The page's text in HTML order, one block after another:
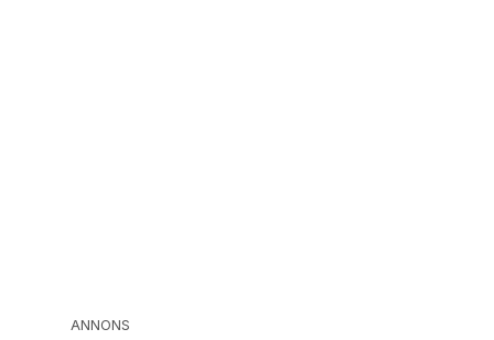
ANNONS